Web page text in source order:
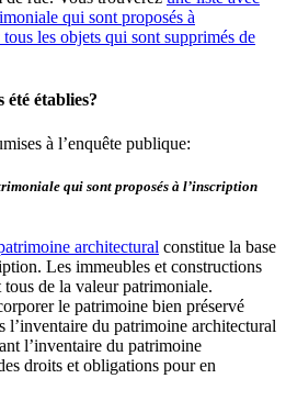
qui sont proposés à
les objets qui sont supprimés de
été établies?
à l’enquête publique:
qui sont proposés à l’inscription
architectural constitue la base
Les immeubles et constructions
de la valeur patrimoniale.
le patrimoine bien préservé
l’inventaire du patrimoine architectural
l’inventaire du patrimoine
droits et obligations pour en